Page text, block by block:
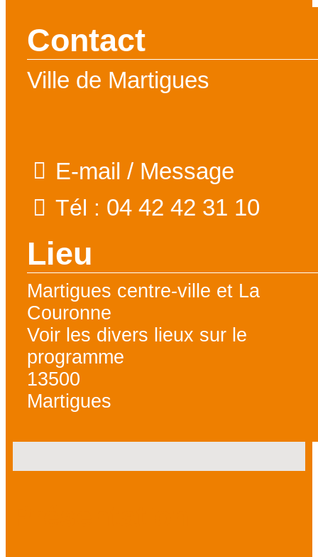
Contact
Ville de Martigues
E-mail / Message
Tél : 04 42 42 31 10
Lieu
Martigues centre-ville et La
Couronne
Voir les divers lieux sur le
programme
13500
Martigues